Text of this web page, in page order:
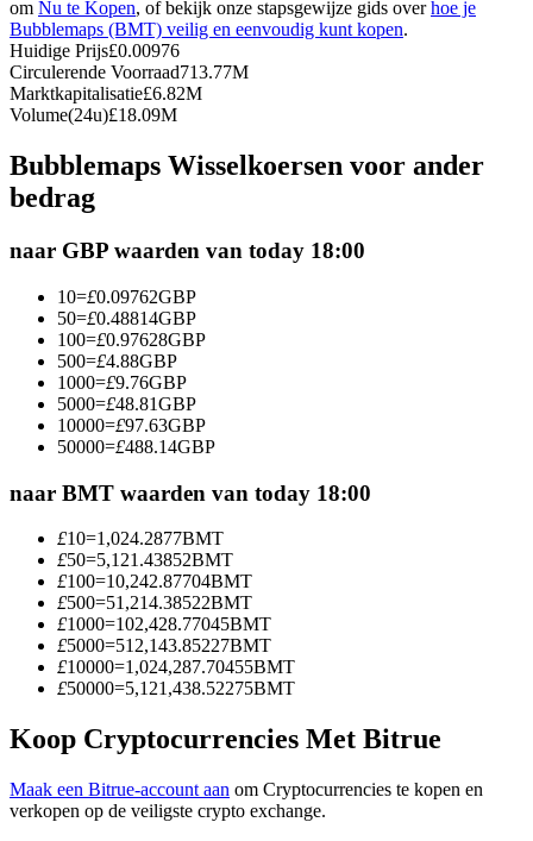
Kopiëren Handel
Sluit je aan bij top traders
Word een Copy Trader
Geniet van winstdeling en copy trading commissies
Informatie
Big data-analyse inclusief handelsinformatie, enz.
om Nu te Kopen, of bekijk onze stapsgewijze gids overhoe je
Bubblemaps (BMT) veilig en eenvoudig kunt kopen.
Huidige Prijs£0.00976
Circulerende Voorraad713.77M
Marktkapitalisatie£6.82M
Volume(24u)£18.09M
Bubblemaps Wisselkoersen voor ander
bedrag
naar GBP waarden van today 18:00
10=£0.09762GBP
50=£0.48814GBP
100=£0.97628GBP
500=£4.88GBP
1000=£9.76GBP
5000=£48.81GBP
10000=£97.63GBP
50000=£488.14GBP
naar BMT waarden van today 18:00
£10=1,024.2877BMT
£50=5,121.43852BMT
£100=10,242.87704BMT
£500=51,214.38522BMT
£1000=102,428.77045BMT
£5000=512,143.85227BMT
£10000=1,024,287.70455BMT
£50000=5,121,438.52275BMT
Koop Cryptocurrencies Met Bitrue
Maak een Bitrue-account aan om Cryptocurrencies te kopen en
verkopen op de veiligste crypto exchange.